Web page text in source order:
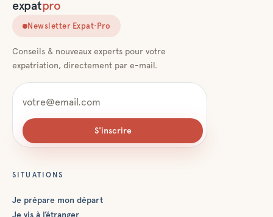
expatpro
Newsletter Expat·Pro
Conseils & nouveaux experts pour votre
expatriation, directement par e-mail.
S'inscrire
SITUATIONS
Je prépare mon départ
Je vis à l’étranger